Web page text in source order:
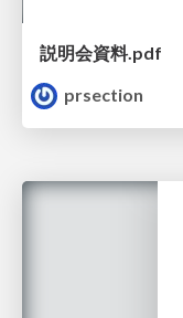
説明会資料.pdf
prsection